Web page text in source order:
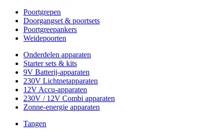
Poortgrepen
Doorgangset & poortsets
Poortgreepankers
Weidepoorten
Onderdelen apparaten
Starter sets & kits
9V Batterij-apparaten
230V Lichtnetapparaten
12V Accu-apparaten
230V / 12V Combi apparaten
Zonne-energie apparaten
Tangen